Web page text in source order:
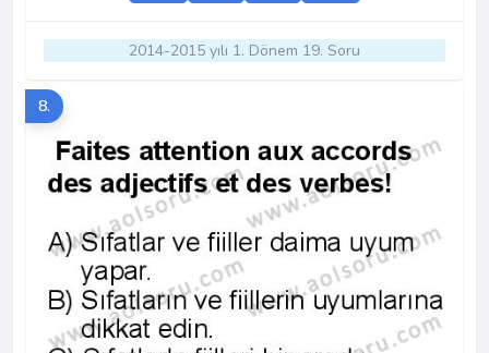
2014-2015 yılı 1. Dönem 19. Soru
8.